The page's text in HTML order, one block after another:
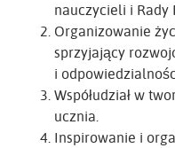
nauczycieli i Rady
Organizowanie
sprzyjający
i
Współudział w
ucznia.
Inspirowanie i